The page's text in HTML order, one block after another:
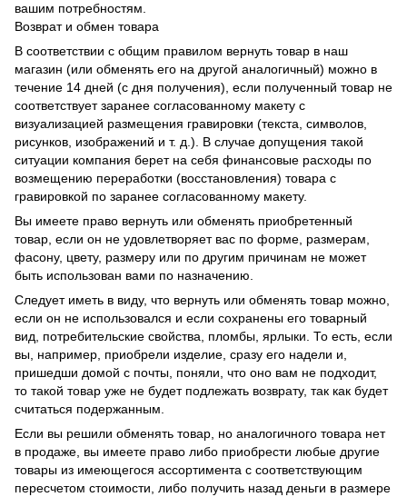
вашим потребностям.
Возврат и обмен товара
В соответствии с общим правилом вернуть товар в наш
магазин (или обменять его на другой аналогичный) можно в
течение 14 дней (с дня получения), если полученный товар не
соответствует заранее согласованному макету с
визуализацией размещения гравировки (текста, символов,
рисунков, изображений и т. д.). В случае допущения такой
ситуации компания берет на себя финансовые расходы по
возмещению переработки (восстановления) товара с
гравировкой по заранее согласованному макету.
Вы имеете право вернуть или обменять приобретенный
товар, если он не удовлетворяет вас по форме, размерам,
фасону, цвету, размеру или по другим причинам не может
быть использован вами по назначению.
Следует иметь в виду, что вернуть или обменять товар можно,
если он не использовался и если сохранены его товарный
вид, потребительские свойства, пломбы, ярлыки. То есть, если
вы, например, приобрели изделие, сразу его надели и,
пришедши домой с почты, поняли, что оно вам не подходит,
то такой товар уже не будет подлежать возврату, так как будет
считаться подержанным.
Если вы решили обменять товар, но аналогичного товара нет
в продаже, вы имеете право либо приобрести любые другие
товары из имеющегося ассортимента с соответствующим
пересчетом стоимости, либо получить назад деньги в размере